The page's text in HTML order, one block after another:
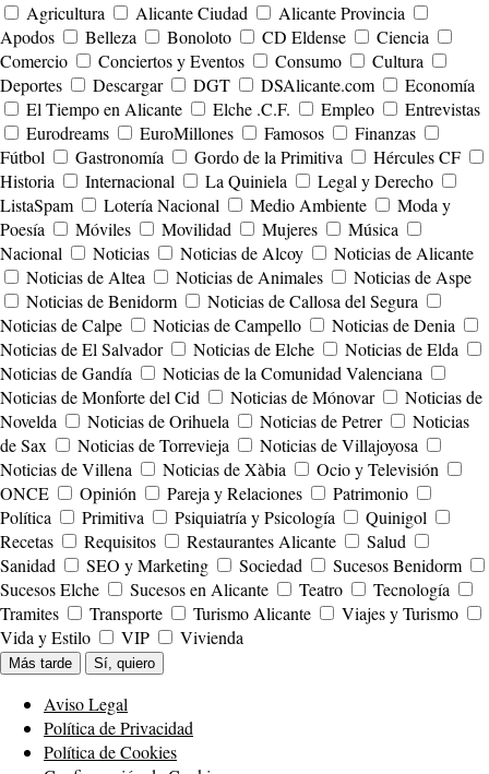
Agricultura
Alicante Ciudad
Alicante Provincia
Apodos
Belleza Bonoloto CD Eldense
Ciencia
Comercio
Conciertos y Eventos Consumo
Cultura
Deportes
Descargar DGT DSAlicante.com
Economía
El Tiempo en Alicante
Elche .C.F. Empleo
Entrevistas
Eurodreams
EuroMillones Famosos
Finanzas
Fútbol
Gastronomía Gordo de la Primitiva
Hércules CF
Historia
Internacional La Quiniela
Legal y Derecho
ListaSpam
Lotería Nacional Medio Ambiente
Moda y
Poesía
Móviles Movilidad Mujeres
Música
Nacional
Noticias Noticias de Alcoy
Noticias de Alicante
Noticias de Altea
Noticias de Animales
Noticias de Aspe
Noticias de Benidorm
Noticias de Callosa del Segura
Noticias de Calpe
Noticias de Campello
Noticias de Denia
Noticias de El Salvador
Noticias de Elche
Noticias de Elda
Noticias de Gandía
Noticias de la Comunidad Valenciana
Noticias de Monforte del Cid
Noticias de Mónovar
Noticias de
Novelda
Noticias de Orihuela Noticias de Petrer
Noticias
de Sax
Noticias de Torrevieja
Noticias de Villajoyosa
Noticias de Villena
Noticias de Xàbia
Ocio y Televisión
ONCE
Opinión Pareja y Relaciones
Patrimonio
Política
Primitiva Psiquiatría y Psicología
Quinigol
Recetas
Requisitos Restaurantes Alicante
Salud
Sanidad
SEO y Marketing Sociedad
Sucesos Benidorm
Sucesos Elche
Sucesos en Alicante Teatro
Tecnología
Tramites
Transporte Turismo Alicante
Viajes y Turismo
Vida y Estilo
VIP Vivienda
Más tarde Sí, quiero
Aviso Legal
Política de Privacidad
Política de Cookies